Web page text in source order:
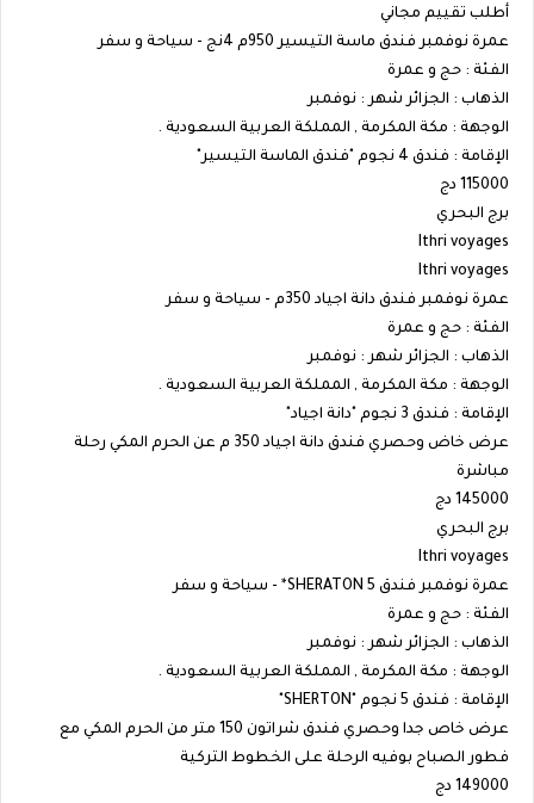
أطلب تقييم مجاني
عمرة نوفمبر فندق ماسة التيسير 950م 4نج - سياحة و سفر
الفئة : حج و عمرة
الذهاب : الجزائر شهر : نوفمبر
الوجهة : مكة المكرمة , المملكة العربية السعودية .
الإقامة : فندق 4 نجوم "فندق الماسة التيسير"
115000 دج
برج البحري
Ithri voyages
Ithri voyages
عمرة نوفمبر فندق دانة اجياد 350م - سياحة و سفر
الفئة : حج و عمرة
الذهاب : الجزائر شهر : نوفمبر
الوجهة : مكة المكرمة , المملكة العربية السعودية .
الإقامة : فندق 3 نجوم "دانة اجياد"
عرض خاض وحصري فندق دانة اجياد 350 م عن الحرم المكي رحلة
مباشرة
145000 دج
برج البحري
Ithri voyages
عمرة نوفمبر فندق SHERATON 5* - سياحة و سفر
الفئة : حج و عمرة
الذهاب : الجزائر شهر : نوفمبر
الوجهة : مكة المكرمة , المملكة العربية السعودية .
الإقامة : فندق 5 نجوم "SHERTON"
عرض خاص جدا وحصري فندق شراتون 150 متر من الحرم المكي مع
فطور الصباح بوفيه الرحلة على الخطوط التركية
149000 دج